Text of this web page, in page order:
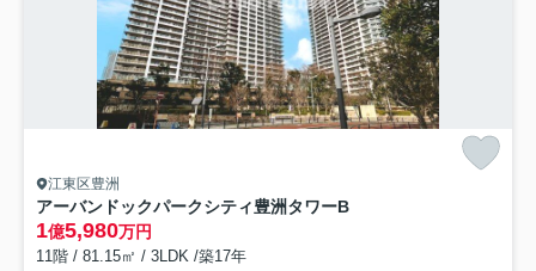
江東区豊洲
アーバンドックパークシティ豊洲タワーB
1億5,980万円
11階 / 81.15㎡ / 3LDK /築17年